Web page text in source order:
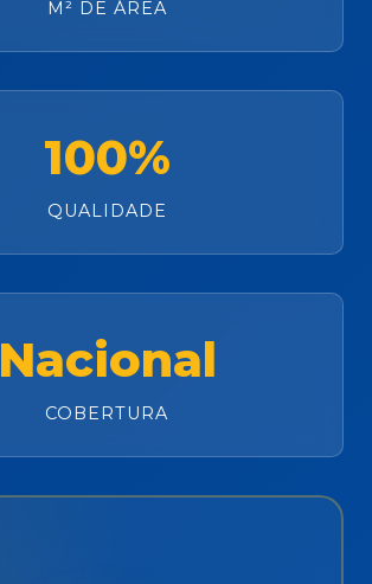
M² DE ÁREA
100%
QUALIDADE
Nacional
COBERTURA